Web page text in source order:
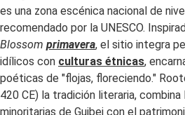
es una zona escénica nacional de
recomendado por la UNESCO.
Blossom primavera, el sitio integra
idílicos con culturas étnicas,
poéticas de "flojas, floreciendo."
420 CE) la tradición literaria,
minoritarias de Guibei con el